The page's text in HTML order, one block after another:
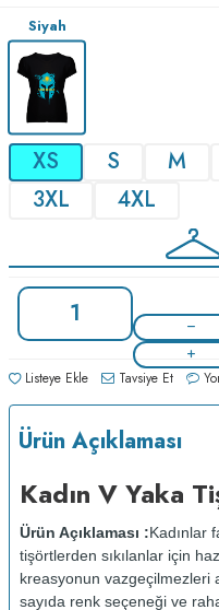
Siyah
XS S M
3XL
4XL
Listeye Ekle Tavsiye Et
Ürün Açıklaması
Kadın V Yaka
Ürün Açıklaması :Kadınlar
tişörtlerden sıkılanlar için
kreasyonun vazgeçilmezleri
sayıda renk seçeneği ve